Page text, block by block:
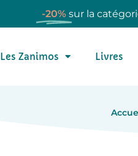
-20% sur la
Les Zanimos Livres